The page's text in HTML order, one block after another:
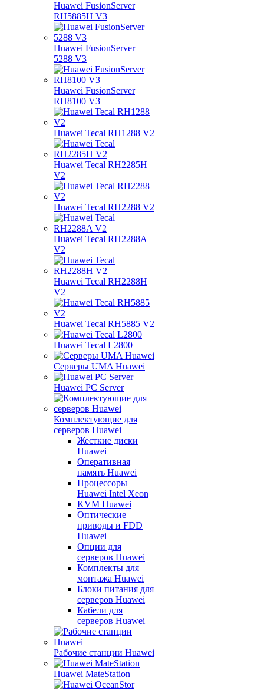
Huawei FusionServer
RH5885H V3
Huawei FusionServer
5288 V3
Huawei FusionServer
RH8100 V3
Huawei Tecal RH1288 V2
Huawei Tecal RH2285H
V2
Huawei Tecal RH2288 V2
Huawei Tecal RH2288A
V2
Huawei Tecal RH2288H
V2
Huawei Tecal RH5885 V2
Huawei Tecal L2800
Серверы UMA Huawei
Huawei PC Server
Комплектующие для
серверов Huawei
Жесткие диски
Huawei
Оперативная
память Huawei
Процессоры
Huawei Intel Xeon
KVM Huawei
Оптические
приводы и FDD
Huawei
Опции для
серверов Huawei
Комплекты для
монтажа Huawei
Блоки питания для
серверов Huawei
Кабели для
серверов Huawei
Рабочие станции Huawei
Huawei MateStation